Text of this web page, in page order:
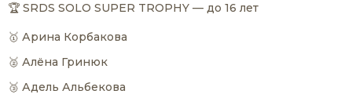
🏆 SRDS SOLO SUPER TROPHY — до 16 лет
🥇 Арина Корбакова
🥈 Алёна Гринюк
🥉 Адель Альбекова